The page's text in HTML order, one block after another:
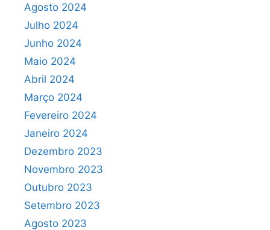
Agosto 2024
Julho 2024
Junho 2024
Maio 2024
Abril 2024
Março 2024
Fevereiro 2024
Janeiro 2024
Dezembro 2023
Novembro 2023
Outubro 2023
Setembro 2023
Agosto 2023